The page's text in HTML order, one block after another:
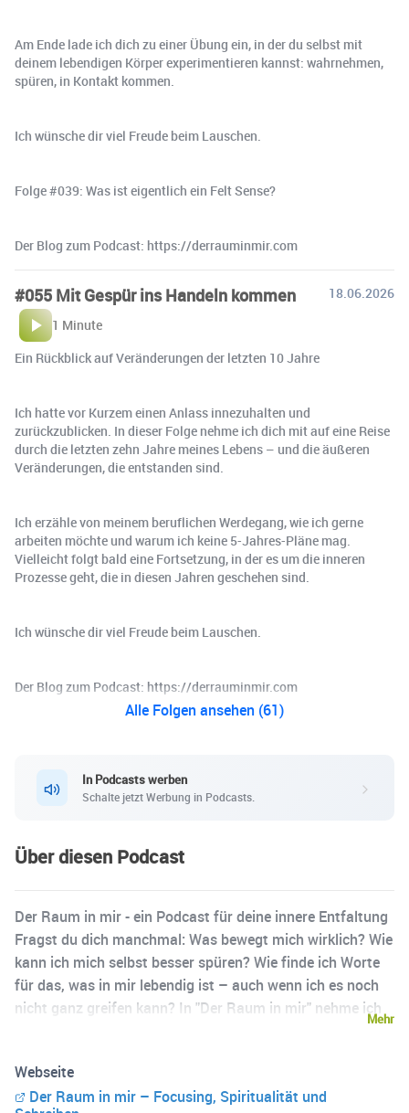
Am Ende lade ich dich zu einer Übung ein, in der du selbst mit
deinem lebendigen Körper experimentieren kannst: wahrnehmen,
spüren, in Kontakt kommen.
Ich wünsche dir viel Freude beim Lauschen.
Folge #039: Was ist eigentlich ein Felt Sense?
Der Blog zum Podcast: https://derrauminmir.com
#055 Mit Gespür ins Handeln kommen
18.06.2026
1 Minute
Ein Rückblick auf Veränderungen der letzten 10 Jahre
Ich hatte vor Kurzem einen Anlass innezuhalten und
zurückzublicken. In dieser Folge nehme ich dich mit auf eine Reise
durch die letzten zehn Jahre meines Lebens – und die äußeren
Veränderungen, die entstanden sind.
Ich erzähle von meinem beruflichen Werdegang, wie ich gerne
arbeiten möchte und warum ich keine 5-Jahres-Pläne mag.
Vielleicht folgt bald eine Fortsetzung, in der es um die inneren
Prozesse geht, die in diesen Jahren geschehen sind.
Ich wünsche dir viel Freude beim Lauschen.
Der Blog zum Podcast: https://derrauminmir.com
Alle Folgen ansehen (61)
In Podcasts werben
Schalte jetzt Werbung in Podcasts.
Über diesen Podcast
Der Raum in mir - ein Podcast für deine innere Entfaltung
Fragst du dich manchmal: Was bewegt mich wirklich? Wie
kann ich mich selbst besser spüren? Wie finde ich Worte
für das, was in mir lebendig ist – auch wenn ich es noch
nicht ganz greifen kann? In "Der Raum in mir" nehme ich
Alltag und meiner Gefühlswelt – ehrlich, assoziativ,
manchmal überraschend. Dabei verbinde ich meine
Mehr
Webseite
Der Raum in mir – Focusing, Spiritualität und